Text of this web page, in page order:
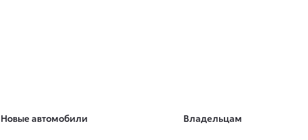
Новые автомобили Владельцам